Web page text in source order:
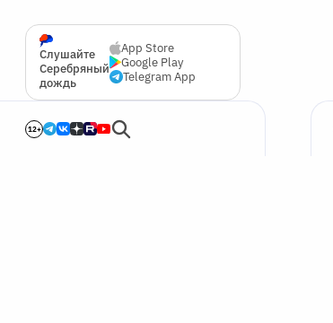
Слушайте
Серебряный
дождь
App Store
Google Play
Telegram App
12+